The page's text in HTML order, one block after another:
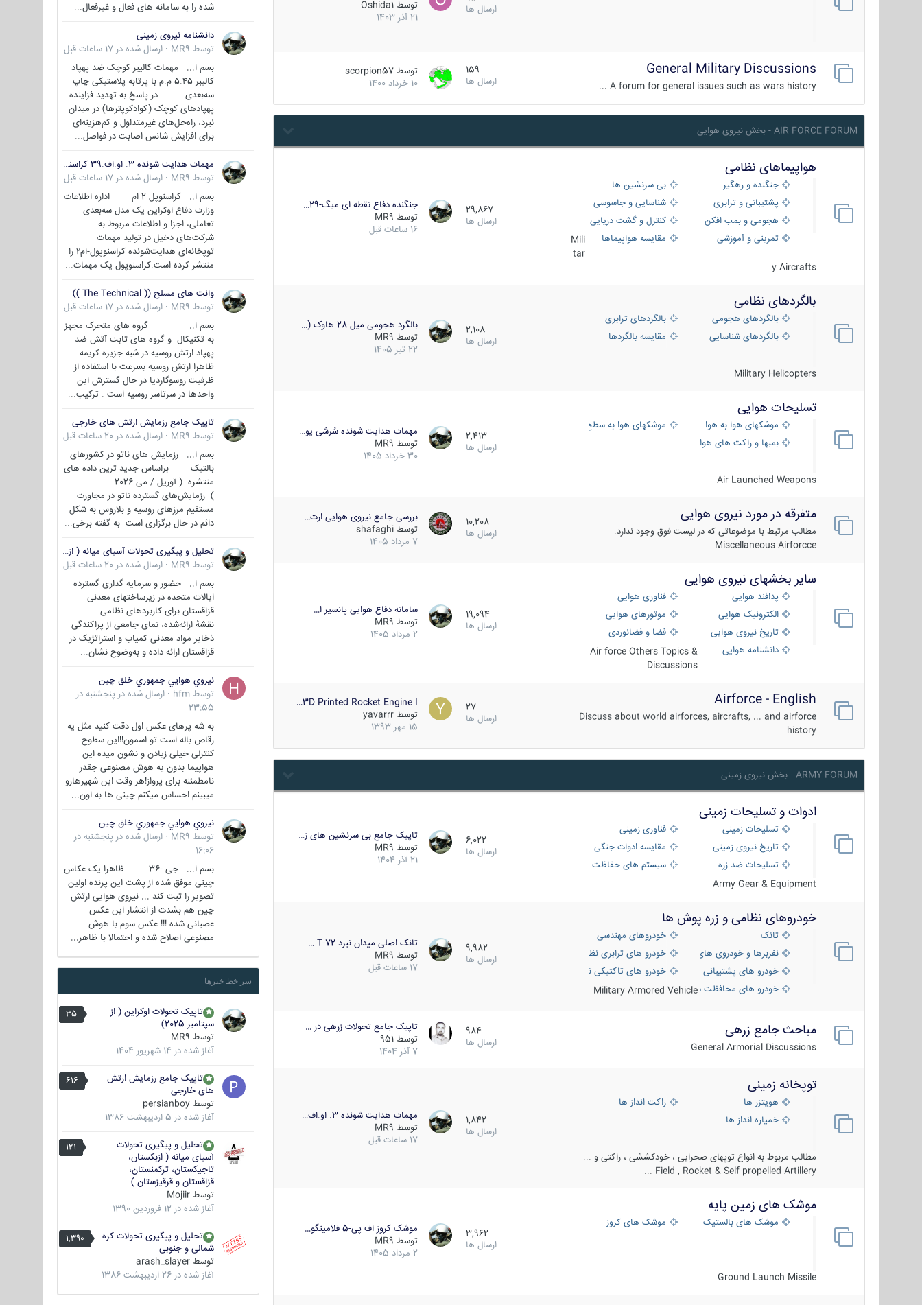
ارسال ها
توسط Oshida1
21 آذر 1403
General Military Discussions
A forum for general issues such as wars history ...
159
ارسال ها
توسط scorpion57
10 خرداد 1400
AIR FORCE FORUM - بخش نیروی هوایی
هواپیماهای نظامی
جنگنده و رهگیر
بی سرنشین ها
پشتیبانی و ترابری
شناسایی و جاسوسی
هجومی و بمب افکن
کنترل و گشت دریایی
تمرینی و آموزشی
مقایسه هواپیماها
Mili
tar
y Aircrafts
29,867
ارسال ها
جنگنده دفاع نقطه ای میگ-29…
توسط MR9
16 ساعات قبل
بالگردهای نظامی
بالگردهای هجومی
بالگردهای ترابری
بالگردهای شناسایی
مقایسه بالگردها
Military Helicopters
2,108
ارسال ها
بالگرد هجومی میل-28 هاوک (…
توسط MR9
22 تیر 1405
تسلیحات هوایی
موشکهای هوا به هوا
موشکهای هوا به سطح
بمبها و راکت های هوایی
Air Launched Weapons
2,413
ارسال ها
مهمات هدایت شونده سُرشی یو…
توسط MR9
30 خرداد 1405
متفرقه در مورد نیروی هوایی
مطالب مرتبط با موضوعاتی که در لیست فوق وجود ندارد.
Miscellaneous Airforcce
10,208
ارسال ها
بررسی جامع نیروی هوایی ارت…
توسط shafaghi
7 مرداد 1405
سایر بخشهای نیروی هوایی
پدافند هوایی
فناوری هوایی
الکترونیک هوایی
موتورهای هوایی
تاریخ نیروی هوایی
فضا و فضانوردی
دانشنامه هوایی
Air force Others Topics &
Discussions
19,094
ارسال ها
سامانه دفاع هوایی پانسیر ا…
توسط MR9
2 مرداد 1405
Airforce - English
Discuss about world airforces, aircrafts, ... and airforce
history
27
ارسال ها
3D Printed Rocket Engine I…
توسط yavarrr
15 مهر 1393
ARMY FORUM - بخش نیروی زمینی
ادوات و تسلیحات زمینی
تسلیحات زمینی
فناوری زمینی
تاریخ نیروی زمینی
مقایسه ادوات جنگی
تسلیحات ضد زره
سیستم های حفاظت فعال
Army Gear & Equipment
6,022
ارسال ها
تاپیک جامع بی سرنشین های ز…
توسط MR9
21 آذر 1404
خودروهای نظامی و زره پوش ها
تانک
خودروهای مهندسی
نفربرها و خودروی های رزمی پیاده نظامخودرو های ترابری نظامی
خودرو های پشتیبانی آتش ، شناسایی و ضد تانک
خودرو های تاکتیکی نظامی
خودرو های محافظت شدهMilitary Armored Vehicle
9,982
ارسال ها
تانک اصلی میدان نبرد T-72 …
توسط MR9
17 ساعات قبل
مباحث جامع زرهی
General Armorial Discussions
984
ارسال ها
تاپیک جامع تحولات زرهی در …
توسط 951
7 آذر 1404
توپخانه زمینی
هویتزر ها
راکت انداز ها
خمپاره انداز ها
مطالب مربوط به انواع توپهای صحرایی ، خودکششی ، راکتی و ...
Field , Rocket & Self-propelled Artillery ...
1,842
ارسال ها
مهمات هدایت شونده 3. او.اف…
توسط MR9
17 ساعات قبل
موشک های زمین پایه
موشک های بالستیک موشک های کروز
Ground Launch Missile
3,962
ارسال ها
موشک کروز اف پی-5 فلامینگو…
توسط MR9
2 مرداد 1405
شده را به سامانه های فعال و غیرفعال...
دانشنامه نیروی زمینی
توسط MR9
· ارسال شده در 17 ساعات قبل
بسم ا... مهمات کالیبر کوچک ضد پهپاد
کالیبر ۵.۴۵ م.م با پرتابه پلاستیکی چاپ
سه‌بعدی در پاسخ به تهدید فزاینده
پهپادهای کوچک (کوادکوپترها) در میدان
نبرد، راه‌حل‌های غیرمتداول و کم‌هزینه‌ای
برای افزایش شانس اصابت در فواصل...
مهمات هدایت شونده 3. او.اف.39 کراسنوپل/بصیر( Krasnopol 3OF39 )
توسط MR9
· ارسال شده در 17 ساعات قبل
بسم ا.. کراسنوپل 2 ام اداره اطلاعات
وزارت دفاع اوکراین یک مدل سه‌بعدی
تعاملی، اجزا و اطلاعات مربوط به
شرکت‌های دخیل در تولید مهمات
توپخانه‌ای هدایت‌شونده کراسنوپول-ام۲ را
منتشر کرده است.کراسنوپول یک مهمات...
وانت های مسلح (( The Technical ))
توسط MR9
· ارسال شده در 17 ساعات قبل
بسم ا.. گروه های متحرک مجهز
به تکنیکال و گروه های ثابت آتش ضد
پهپاد ارتش روسیه در شبه جزیره کریمه
ظاهرا ارتش روسیه بسرعت با استفاده از
ظرفیت روسوگاردیا در حال گسترش این
واحدها در سرتاسر روسیه است . ترکیب...
تاپیک جامع رزمایش ارتش های خارجی
توسط MR9
· ارسال شده در 20 ساعات قبل
بسم ا... رزمایش های ناتو در کشورهای
بالتیک براساس جدید ترین داده های
منتشره ( آوریل / می 2026
) رزمایش‌های گسترده ناتو در مجاورت
مستقیم مرزهای روسیه و بلاروس به شکل
دائم در حال برگزاری است به گفته برخی...
تحلیل و پیگیری تحولات آسیای میانه ( ازبکستان، تاجیکستان، ترکمنستان، قزاقستان و قرقیزستان )
توسط MR9
· ارسال شده در 20 ساعات قبل
بسم ا.. حضور و سرمایه گذاری گسترده
ایالات متحده در زیرساختهای معدنی
قزاقستان برای کاربردهای نظامی
نقشهٔ ارائه‌شده، نمای جامعی از پراکندگی
ذخایر مواد معدنی کمیاب و استراتژیک در
قزاقستان ارائه داده و به‌وضوح نشان...
نيروي هوايي جمهوري خلق چين
توسط hfm
· ارسال شده در پنجشنبه در
23:55
به شه پرهای عکس اول دقت کنید مثل یه
رقاص باله است تو اسمون!!این سطوح
کنترلی خیلی زیادن و نشون میده این
هواپیما بدون یه هوش مصنوعی جقدر
نامطمئنه برای پرواز!هر وقت این شهپرهارو
میبینم احساس میکنم چینی ها به اون...
نيروي هوايي جمهوري خلق چين
توسط MR9
· ارسال شده در پنجشنبه در
16:06
بسم ا... جی -36 ظاهرا یک عکاس
چینی موفق شده از پشت این پرنده اولین
تصویر را ثبت کند ... نیروی هوایی ارتش
چین هم بشدت از انتشار این عکس
عصبانی شده !!! عکس سوم با هوش
مصنوعی اصلاح شده و احتمالا با ظاهر...
سر خط خبرها
35
تاپیک تحولات اوکراین ( از
سپتامبر 2025)
توسط MR9
آغاز شده در 14 شهریور 1404
616
تاپیک جامع رزمایش ارتش
های خارجی
توسط persianboy
آغاز شده در 5 اردیبهشت 1386
121
تحلیل و پیگیری تحولات
آسیای میانه ( ازبکستان،
تاجیکستان، ترکمنستان،
قزاقستان و قرقیزستان )
توسط Mojiir
آغاز شده در 12 فروردین 1390
1,390
تحلیل و پیگیری تحولات کره
شمالی و جنوبی
توسط arash_slayer
آغاز شده در 26 اردیبهشت 1386